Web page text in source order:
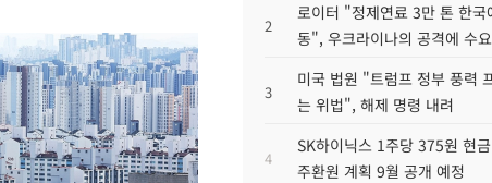
2
로이터 "정제연료 3만 톤 한국
동", 우크라이나의 공격에 수
3
미국 법원 "트럼프 정부 풍력
는 위법", 해제 명령 내려
4
SK하이닉스 1주당 375원 현
주환원 계획 9월 공개 예정